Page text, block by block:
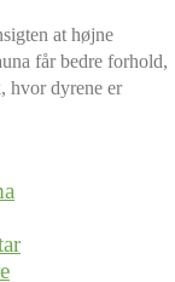
at højne
får bedre forhold,
hvor dyrene er